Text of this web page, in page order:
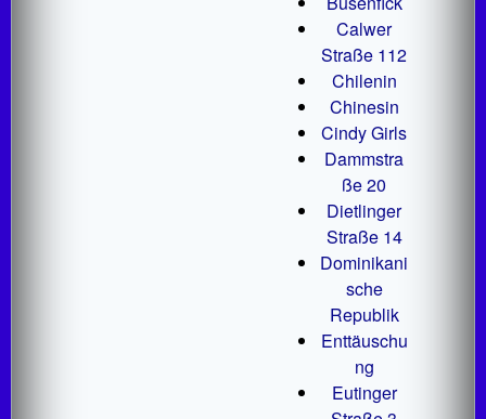
Calwer
Straße 112
Chilenin
Chinesin
Cindy Girls
Dammstra
ße 20
Dietlinger
Straße 14
Dominikani
sche
Republik
Enttäuschu
ng
Eutinger